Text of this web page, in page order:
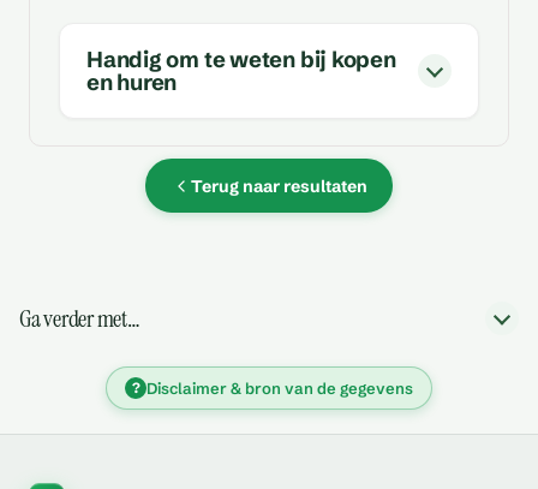
Handig om te weten bij kopen
en huren
Terug naar resultaten
Ga verder met…
? Disclaimer & bron van de gegevens